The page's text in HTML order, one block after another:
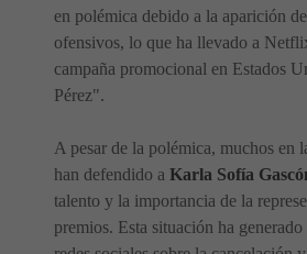
en polémica debido a la aparición
ofensivos, lo que ha llevado a
campaña promocional en Estados
Pérez".
A pesar de la polémica, muchos en
han defendido a Karla Sofía
talento y la importancia de la
premios. Esta situación ha